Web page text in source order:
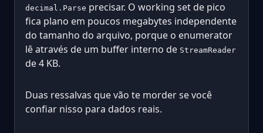
decimal.Parse precisar. O working set de pico
fica plano em poucos megabytes independente
do tamanho do arquivo, porque o enumerator
lê através de um buffer interno de StreamReader
de 4 KB.
Duas ressalvas que vão te morder se você
confiar nisso para dados reais.